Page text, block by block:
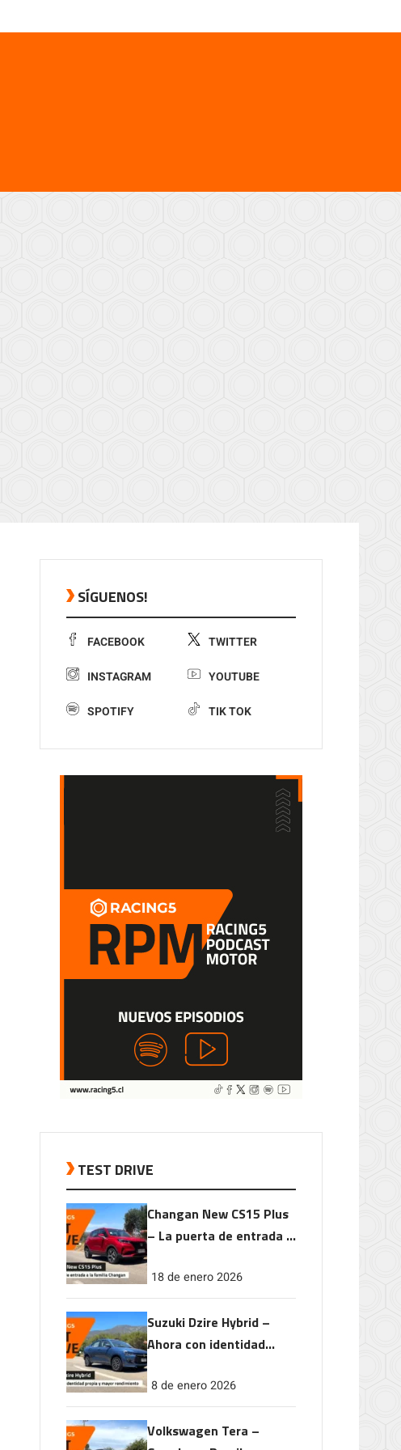
SÍGUENOS!
FACEBOOK TWITTER
INSTAGRAM YOUTUBE
SPOTIFY TIK TOK
TEST DRIVE
Changan New CS15 Plus
– La puerta de entrada a
18 de enero 2026
Suzuki Dzire Hybrid –
Ahora con identidad
rendimiento
8 de enero 2026
Volkswagen Tera –